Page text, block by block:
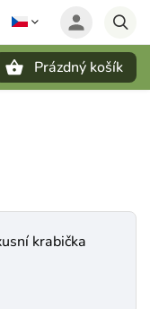
Prázdný košík
krabička